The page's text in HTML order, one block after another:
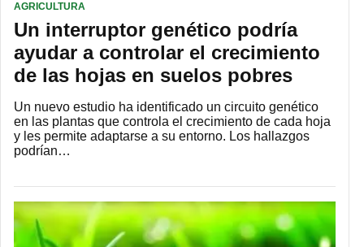
AGRICULTURA
Un interruptor genético podría
ayudar a controlar el crecimiento
de las hojas en suelos pobres
Un nuevo estudio ha identificado un circuito genético
en las plantas que controla el crecimiento de cada hoja
y les permite adaptarse a su entorno. Los hallazgos
podrían…